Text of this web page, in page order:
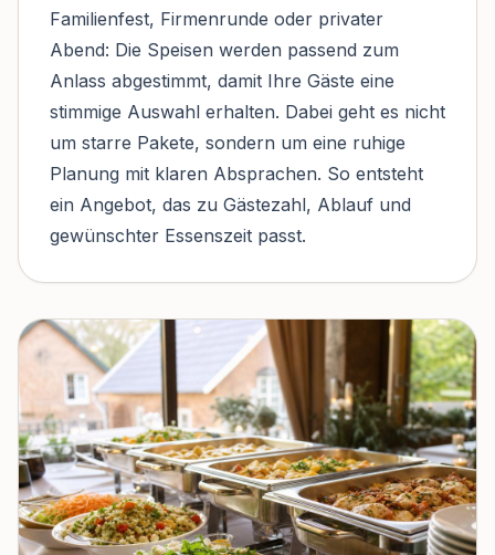
Familienfest, Firmenrunde oder privater
Abend: Die Speisen werden passend zum
Anlass abgestimmt, damit Ihre Gäste eine
stimmige Auswahl erhalten. Dabei geht es nicht
um starre Pakete, sondern um eine ruhige
Planung mit klaren Absprachen. So entsteht
ein Angebot, das zu Gästezahl, Ablauf und
gewünschter Essenszeit passt.